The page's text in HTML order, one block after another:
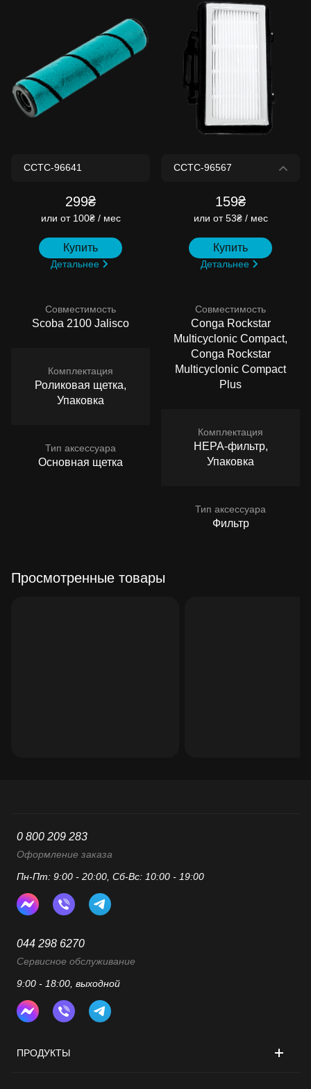
299₴
или от 100₴ / мес
Купить
Детальнее
Совместимость
Scoba 2100 Jalisco
Комплектация
Роликовая щетка,
Упаковка
Тип аксессуара
Основная щетка
159₴
или от 53₴ / мес
Купить
Детальнее
Совместимость
Conga Rockstar
Multicyclonic Compact,
Conga Rockstar
Multicyclonic Compact
Plus
Комплектация
HEPA-фильтр,
Упаковка
Тип аксессуара
Фильтр
Просмотренные товары
ПРОДУКТЫ
0 800 209 283
Оформление заказа
Пн-Пт: 9:00 - 20:00, Сб-Вс: 10:00 - 19:00
044 298 6270
Сервисное обслуживание
9:00 - 18:00, выходной